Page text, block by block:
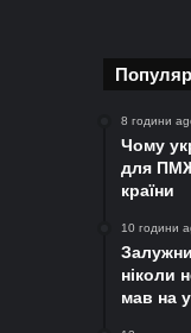
8 години
Чому
для
країни
10 години
ніколи
мав на